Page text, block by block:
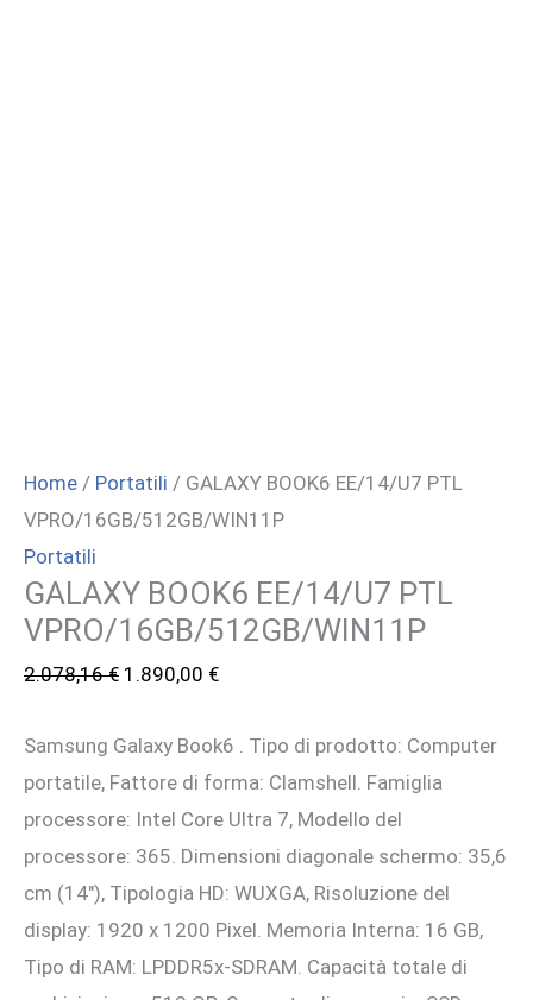
Home / Portatili / GALAXY BOOK6 EE/14/U7 PTL
VPRO/16GB/512GB/WIN11P
Portatili
GALAXY BOOK6 EE/14/U7 PTL
VPRO/16GB/512GB/WIN11P
2.078,16€ Il
originale
era:
2.078,16 €.
1.890,00 €Il
attuale
è:
1.890,00 €.
Samsung Galaxy Book6 . Tipo di prodotto: Computer
portatile, Fattore di forma: Clamshell. Famiglia
processore: Intel Core Ultra 7, Modello del
processore: 365. Dimensioni diagonale schermo: 35,6
cm (14″), Tipologia HD: WUXGA, Risoluzione del
display: 1920 x 1200 Pixel. Memoria Interna: 16 GB,
Tipo di RAM: LPDDR5x-SDRAM. Capacità totale di